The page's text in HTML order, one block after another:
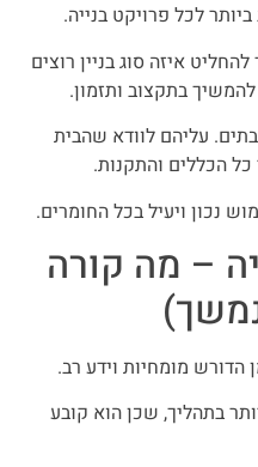
לכל פרויקט בנייה.
איזה סוג בניין רוצים
בתקצוב ותזמון.
עליהם לוודא שהבית
כל הכללים והתקנות.
נכון ויעיל בכל החומרים.
– מה קורה
הדורש מומחיות וידע רב.
בתהליך, שכן הוא קובע